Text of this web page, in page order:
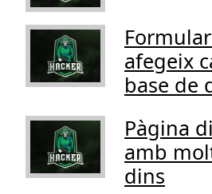
afegeix
base de
Pàgina
amb
dins